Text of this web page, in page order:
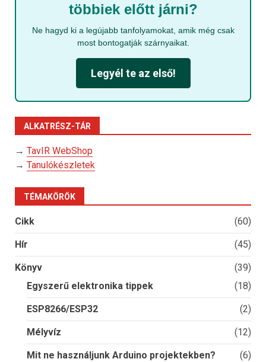
többiek előtt járni?
Ne hagyd ki a legújabb tanfolyamokat, amik még csak
most bontogatják szárnyaikat.
Legyél te az első!
ALKATRÉSZ-TÁR
→ TavIR WebShop
→ Tanulókészletek
TÉMAKÖRÖK
Cikk (60)
Hír (45)
Könyv
(39)
Egyszerű elektronika tippek
(18)
ESP8266/ESP32 (2)
Mélyvíz (12)
Mit ne használjunk Arduino projektekben? (6)